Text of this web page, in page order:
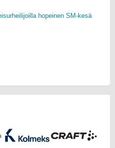
hopeinen SM-kesä